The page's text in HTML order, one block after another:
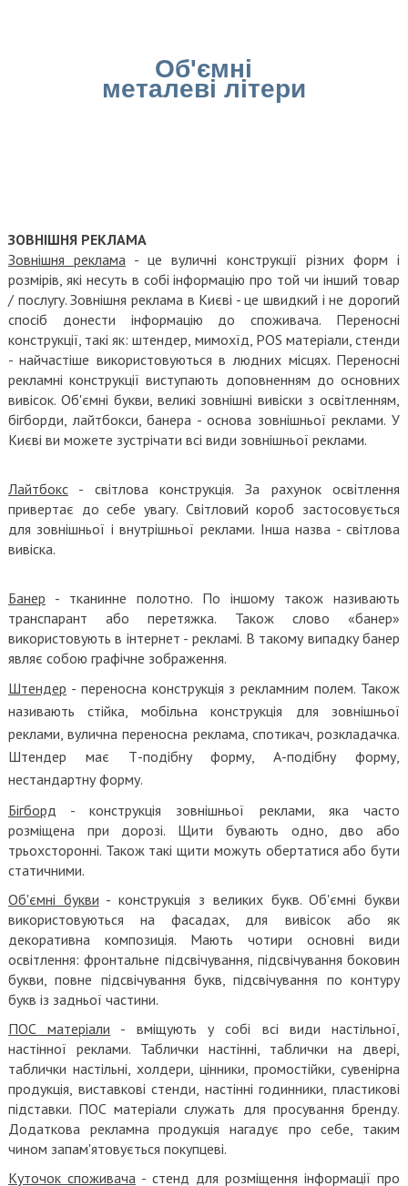
Об'ємні
металеві літери
ЗОВНІШНЯ РЕКЛАМА
Зовнішня реклама - це вуличні конструкції різних форм і
розмірів, які несуть в собі інформацію про той чи інший товар
/ послугу. Зовнішня реклама в Києві - це швидкий і не дорогий
спосіб донести інформацію до споживача. Переносні
конструкції, такі як: штендер, мимохїд, POS матеріали, стенди
- найчастіше використовуються в людних місцях. Переносні
рекламні конструкції виступають доповненням до основних
вивісок. Об'ємні букви, великі зовнішні вивіски з освітленням,
бігборди, лайтбокси, банера - основа зовнішньої реклами. У
Києві ви можете зустрічати всі види зовнішньої реклами.
Лайтбокс- світлова конструкція. За рахунок освітлення
привертає до себе увагу. Світловий короб застосовується
для зовнішньої і внутрішньої реклами. Інша назва - світлова
вивіска.
Банер - тканинне полотно. По іншому також називають
транспарант або перетяжка. Також слово «банер»
використовують в інтернет - рекламі. В такому випадку банер
являє собою графічне зображення.
Штендер - переносна конструкція з рекламним полем. Також
називають стійка, мобільна конструкція для зовнішньої
реклами, вулична переносна реклама, спотикач, розкладачка.
Штендер має Т-подібну форму, А-подібну форму,
нестандартну форму.
Бігборд - конструкція зовнішньої реклами, яка часто
розміщена при дорозі. Щити бувають одно, дво або
трьохсторонні. Також такі щити можуть обертатися або бути
статичними.
Об'ємні букви - конструкція з великих букв. Об'ємні букви
використовуються на фасадах, для вивісок або як
декоративна композиція. Мають чотири основні види
освітлення: фронтальне підсвічування, підсвічування боковин
букви, повне підсвічування букв, підсвічування по контуру
букв із задньої частини.
ПОС матеріали - вміщують у собі всі види настільної,
настінної реклами. Таблички настінні, таблички на двері,
таблички настільні, холдери, цінники, промостійки, сувенірна
продукція, виставкові стенди, настінні годинники, пластикові
підставки. ПОС матеріали служать для просування бренду.
Додаткова рекламна продукція нагадує про себе, таким
чином запам'ятовується покупцеві.
Куточок споживача- стенд для розміщення інформації про